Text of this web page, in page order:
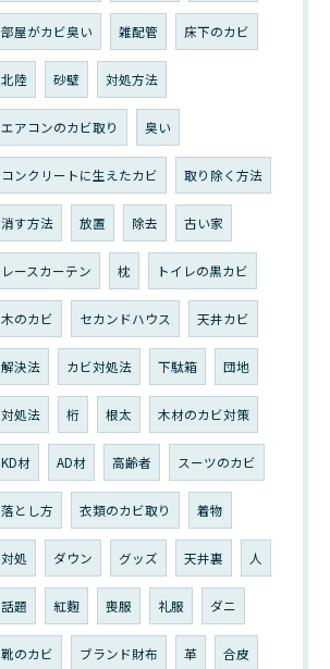
部屋がカビ臭い 雑配管 床下のカビ
北陸 砂壁 対処方法
エアコンのカビ取り 臭い
コンクリートに生えたカビ 取り除く方法
消す方法 放置 除去 古い家
レースカーテン 枕 トイレの黒カビ
木のカビ セカンドハウス 天井カビ
解決法 カビ対処法 下駄箱 団地
対処法 桁 根太 木材のカビ対策
KD材 AD材 高齢者 スーツのカビ
落とし方 衣類のカビ取り 着物
対処 ダウン グッズ 天井裏 人
話題 紅麴 喪服 礼服 ダニ
靴のカビ ブランド財布 革 合皮